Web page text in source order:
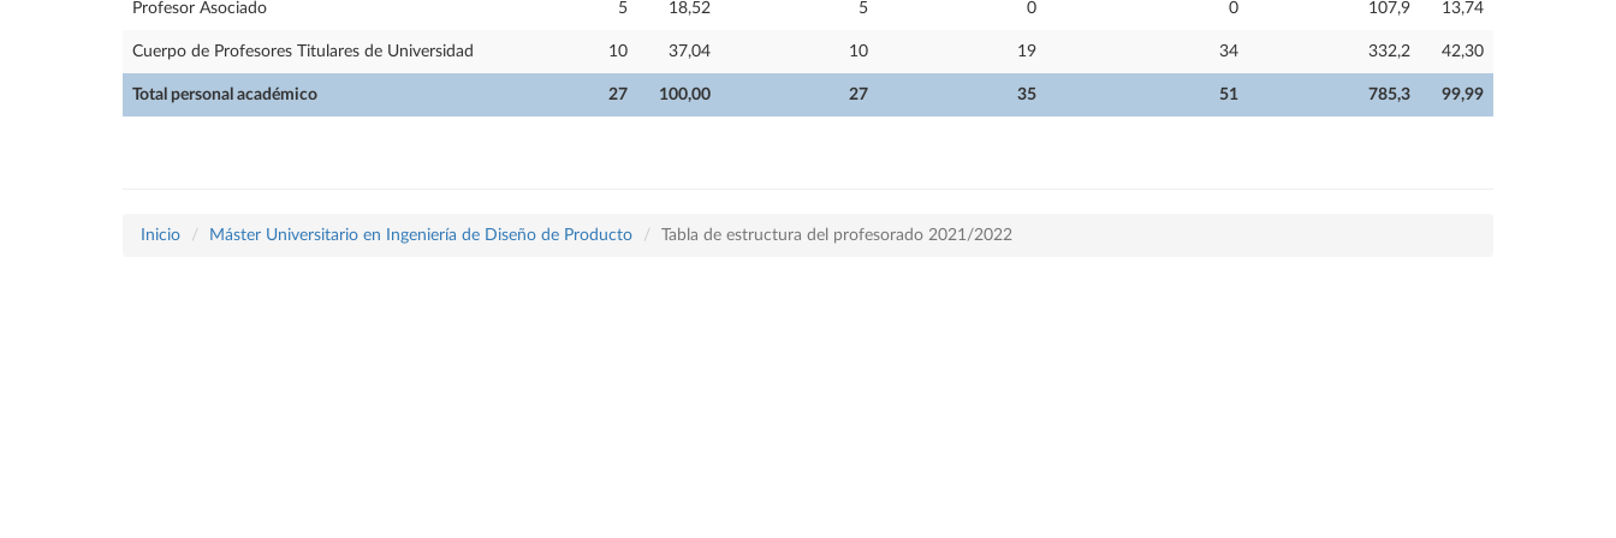
Total personal académico 27 100,00 27 35 51 785,3 99,99
Profesor Asociado 5 18,52 5 0 0 107,9 13,74
Cuerpo de Profesores Titulares de Universidad 10 37,04 10 19 34 332,2 42,30
Inicio Máster Universitario en Ingeniería de Diseño de Producto Tabla de estructura del profesorado 2021/2022